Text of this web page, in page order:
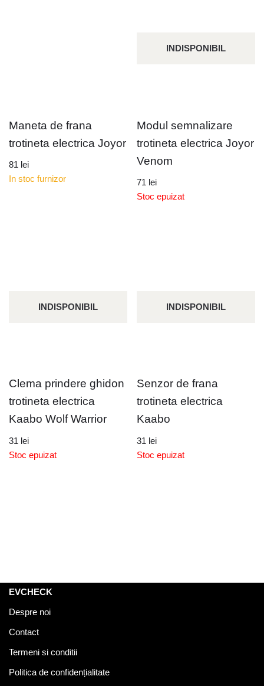
Maneta de frana
trotineta electrica Joyor
81 lei
In stoc furnizor
INDISPONIBIL
Modul semnalizare
trotineta electrica Joyor
Venom
71 lei
Stoc epuizat
INDISPONIBIL
Clema prindere ghidon
trotineta electrica
Kaabo Wolf Warrior
31 lei
Stoc epuizat
INDISPONIBIL
Senzor de frana
trotineta electrica
Kaabo
31 lei
Stoc epuizat
EVCHECK
Despre noi
Contact
Termeni si conditii
Politica de confidențialitate